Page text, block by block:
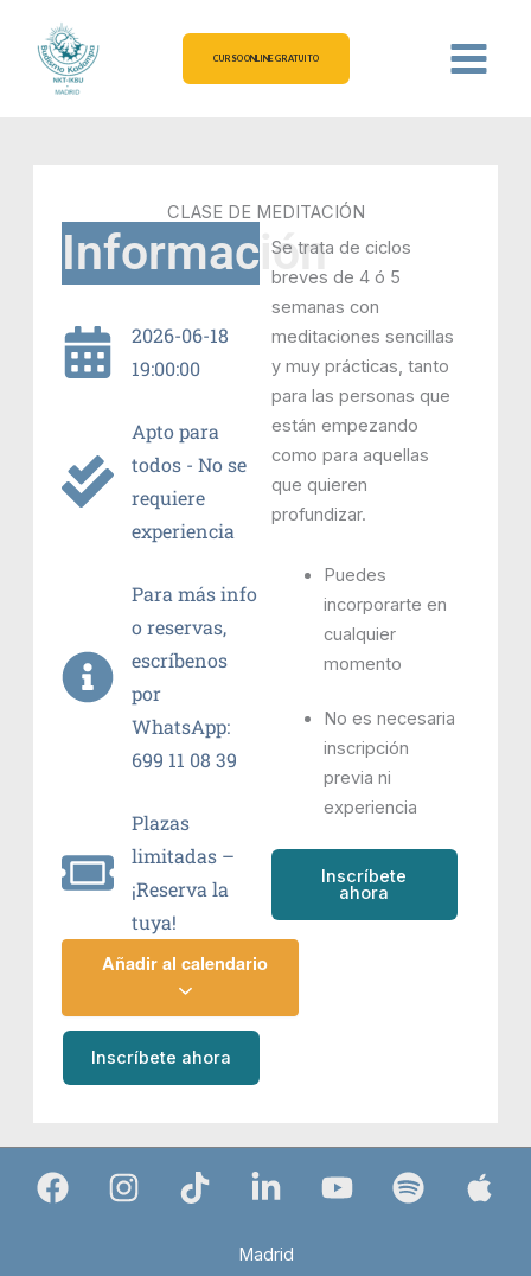
contenido
CURSO ONLINE GRATUITO
CLASE DE MEDITACIÓN
Información
2026-06-18
19:00:00
Apto para
todos - No se
requiere
experiencia
Para más info
o reservas,
escríbenos
por
WhatsApp:
699 11 08 39
Plazas
limitadas –
¡Reserva la
tuya!
Inscríbete ahora
Se trata de ciclos
breves de 4 ó 5
semanas con
meditaciones sencillas
y muy prácticas, tanto
para las personas que
están empezando
como para aquellas
que quieren
profundizar.
Puedes
incorporarte en
cualquier
momento
No es necesaria
inscripción
previa ni
experiencia
Inscríbete
ahora
Madrid